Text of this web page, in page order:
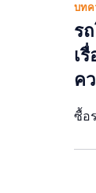
บทค
ร
เ
ค
ซื้อ